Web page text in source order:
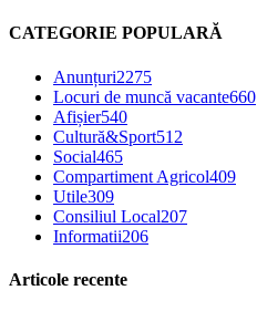
CATEGORIE POPULARĂ
Anunțuri2275
Locuri de muncă vacante660
Afișier540
Cultură&Sport512
Social465
Compartiment Agricol409
Utile309
Consiliul Local207
Informatii206
Articole recente